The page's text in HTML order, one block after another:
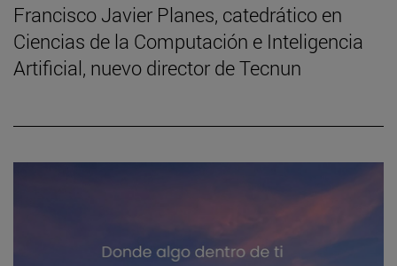
Francisco Javier Planes, catedrático en
Ciencias de la Computación e Inteligencia
Artificial, nuevo director de Tecnun